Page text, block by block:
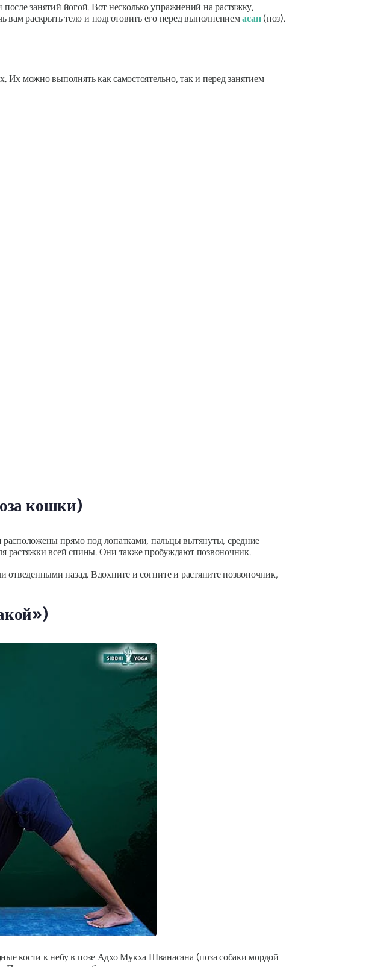
занятий йогой. Вот несколько упражнений на растяжку,
раскрыть тело и подготовить его перед выполнениемасан (поз).
Их можно выполнять как самостоятельно, так и перед занятием
кошки)
расположены прямо под лопатками, пальцы вытянуты, средние
растяжки всей спины. Они также пробуждают позвоночник.
назад. Вдохните и согните и растяните позвоночник,
кости к небу в позе Адхо Мукха Шванасана(поза собаки мордой